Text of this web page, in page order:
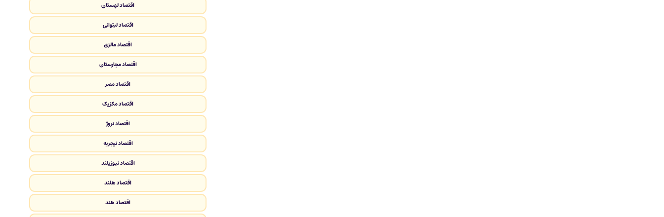
اقتصاد لهستان
اقتصاد لیتوانی
اقتصاد مالزی
اقتصاد مجارستان
اقتصاد مصر
اقتصاد مکزیک
اقتصاد نروژ
اقتصاد نیجریه
اقتصاد نیوزیلند
اقتصاد هلند
اقتصاد هند